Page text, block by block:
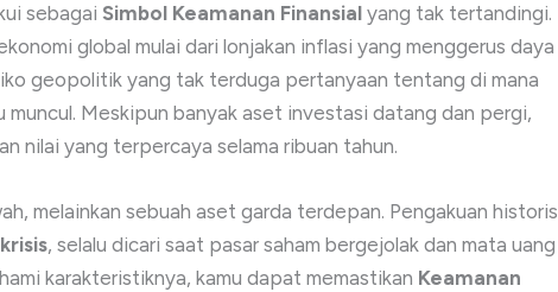
sebagai Simbol Keamanan Finansial yang tak tertandingi.
global mulai dari lonjakan inflasi yang menggerus daya
geopolitik yang tak terduga pertanyaan tentang di mana
muncul. Meskipun banyak aset investasi datang dan pergi,
nilai yang terpercaya selama ribuan tahun.
melainkan sebuah aset garda terdepan. Pengakuan historis
, selalu dicari saat pasar saham bergejolak dan mata uang
karakteristiknya, kamu dapat memastikan Keamanan